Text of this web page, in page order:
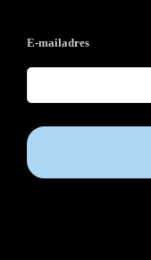
E-mailadres